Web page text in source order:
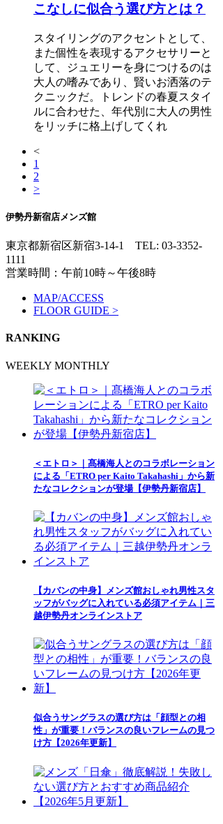
こなしに似合う選び方とは？
スタイリングのアクセントとして、
また個性を表現するアクセサリーと
して、ジュエリーを身につけるのは
大人の嗜みであり、賢いお洒落のテ
クニックだ。トレンドの春夏スタイ
ルに合わせた、年代別に大人の男性
をリッチに格上げしてくれ
<
1
2
>
伊勢丹新宿店メンズ館
東京都新宿区新宿3-14-1 TEL: 03-3352-
1111
営業時間：午前10時～午後8時
MAP/ACCESS
FLOOR GUIDE >
RANKING
WEEKLY MONTHLY
＜エトロ＞｜髙橋海人とのコラボレーション
による「ETRO per Kaito Takahashi」から新
たなコレクションが登場【伊勢丹新宿店】
【カバンの中身】メンズ館おしゃれ男性スタ
ッフがバッグに入れている必須アイテム｜三
越伊勢丹オンラインストア
似合うサングラスの選び方は「顔型との相
性」が重要！バランスの良いフレームの見つ
け方【2026年更新】